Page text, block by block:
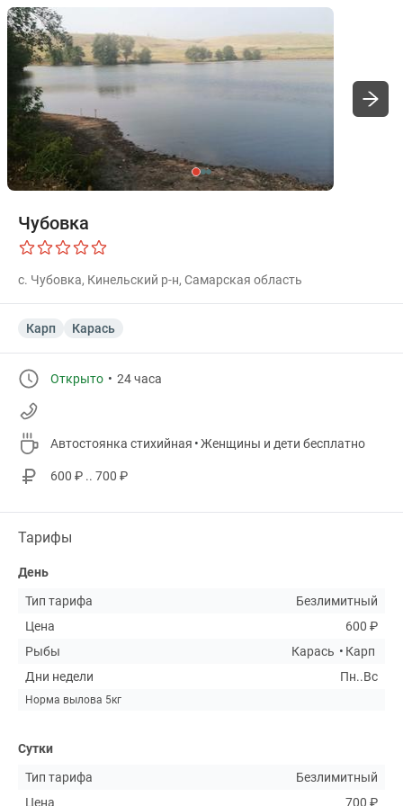
Чубовка
с. Чубовка, Кинельский р-н, Самарская область
Карп Карась
Открыто 24 часа
Автостоянка стихийная Женщины и дети бесплатно
600 ₽ .. 700 ₽
Тарифы
День
Тип тарифа
Безлимитный
Цена
600 ₽
Рыбы
Карась
Карп
Дни недели
Пн..Вс
Норма вылова 5кг
Сутки
Тип тарифа
Безлимитный
Цена
700 ₽